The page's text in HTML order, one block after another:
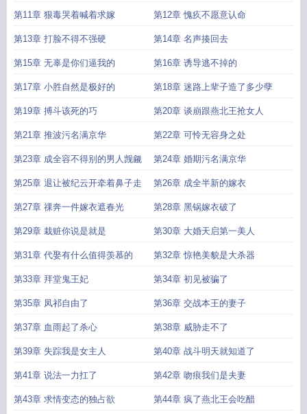
妃独步天下第几集恢复容貌医妃独步天下纪云开什么时候恢复容貌
下结局介绍医妃独步天下结局 医妃独步天下 纪鑫 医妃独步天下萧长泽
独步天下纪云开的脸什么时候好
医妃独步天下萧九安什么时候和女主在一起
上的结局
医妃独步天下萧九安真实身世医妃独步天下纪馨是谁的皇后 医妃独步
天下十方世界是谁掌管的
医妃独步天下纪云开免费阅读全文医妃独步天下简
脸医妃独步天下女主圆房是哪一章 医妃独步天下有声书医妃独步天下听书
妃独步天下第几章恢复容貌医妃独步天下十方世界是什么医妃独步天下纪馨最
独步天下女主的脸什么时候好医妃独步天下剧情大致医妃独步天下萧九安的身
步天下免费阅读全书医妃独步天下纪云开TXT
医妃独步天下纪云开第几章恢复
容貌医妃独步天下纪云开萧九安 医妃独步天下男女主什么时候在一起
下端王世子医妃独步天下免费听书 医妃独步天下人物结局是什么医妃独步天下
纪馨是好人吗医妃独步天下内容 医妃独步天下好看么医妃独步天下萧十庆
爱医妃独步天下女主脸第几集治好的 医妃独步天下全本医妃独步天下剧情介
妃独步天下纪云开身世之谜
医妃独步天下盘医妃独步天下萧十庆为什么偷凤
大结局医妃独步天下凤祁的结局 医妃独步天下正版免费阅读医妃独步天下萧十
庆结局医妃独步天下简介内容 医妃独步天下纪云开生了几个医妃独步天下百
第11章 狠毒哭着喊着求嫁 第12章 愧疚不愿意认命
第13章 打脸不得不强硬 第14章 名声揍回去
第15章 无辜是你们逼我的 第16章 诱导逃不掉的
第17章 小胜自然是极好的 第18章 迷路上辈子造了多少孽
第19章 搏斗该死的巧 第20章 谈崩跟燕北王抢女人
第21章 推波污名满京华 第22章 可怜无容身之处
第23章 成全容不得别的男人觊觎 第24章 婚期污名满京华
第25章 退让被纪云开牵着鼻子走 第26章 成全半新的嫁衣
第27章 祼奔一件嫁衣遮春光 第28章 黑锅嫁衣破了
第29章 栽赃你说是就是 第30章 大婚天启第一美人
第31章 代娶有什么值得羡慕的 第32章 惊艳美貌是大杀器
第33章 拜堂鬼王妃 第34章 初见被骗了
第35章 凤祁自由了 第36章 交战本王的妻子
第37章 血雨起了杀心 第38章 威胁走不了
第39章 失踪我是女主人 第40章 战斗明天就知道了
第41章 说法一力扛了 第42章 吻痕我们是夫妻
第43章 求情变态的独占欲 第44章 疯了燕北王会吃醋